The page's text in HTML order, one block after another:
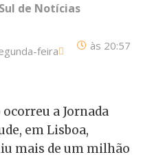
de Notícias
feira às 20:57
ocorreu a Jornada
em Lisboa,
mais de um milhão